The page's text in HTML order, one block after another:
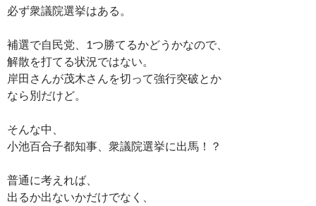
必ず衆議院選挙はある。
補選で自民党、1つ勝てるかどうかなので、
解散を打てる状況ではない。
岸田さんが茂木さんを切って強行突破とか
なら別だけど。
そんな中、
小池百合子都知事、衆議院選挙に出馬！？
普通に考えれば、
出るか出ないかだけでなく、